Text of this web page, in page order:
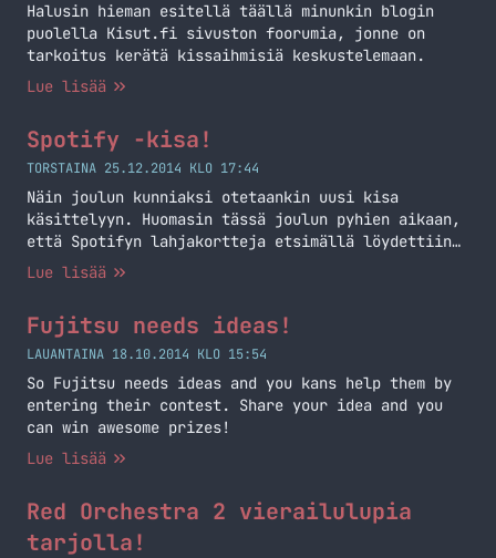
Halusin hieman esitellä täällä minunkin blogin
puolella Kisut.fi sivuston foorumia, jonne on
tarkoitus kerätä kissaihmisiä keskustelemaan.
Lue lisää
Spotify -kisa!
TORSTAINA 25.12.2014 KLO 17:44
Näin joulun kunniaksi otetaankin uusi kisa
käsittelyyn. Huomasin tässä joulun pyhien aikaan,
että Spotifyn lahjakortteja etsimällä löydettiin
tänne minun blogin puolelle ja päätin lähteä
vieläpä ilmaista! Nimittäin kaikkien
keskustelualueelle rekisteröityneiden ja
keskusteluun osallistuneiden kanssa arvotaan
loppiaisena (6.1.2015) yksi kappale lahjakortteja
Spotifyyn. Alla vielä asiat mitä sinun… Jatka
lukemista Spotify -kisa!
Lue lisää
Fujitsu needs ideas!
LAUANTAINA 18.10.2014 KLO 15:54
So Fujitsu needs ideas and you kans help them by
entering their contest. Share your idea and you
can win awesome prizes!
Lue lisää
Red Orchestra 2 vierailulupia
tarjolla!